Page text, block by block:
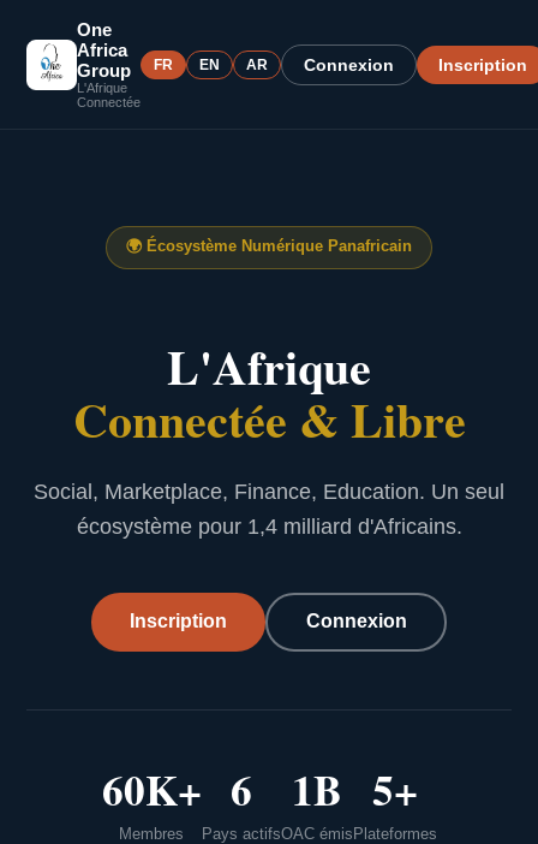
One
Africa
Group
L'Afrique
Connectée
FR EN AR Connexion Inscription
🌍 Écosystème Numérique Panafricain
L'Afrique
Connectée & Libre
Social, Marketplace, Finance, Education. Un seul
écosystème pour 1,4 milliard d'Africains.
Inscription Connexion
60K+
Membres
6
Pays actifs
1B
OAC émis
5+
Plateformes